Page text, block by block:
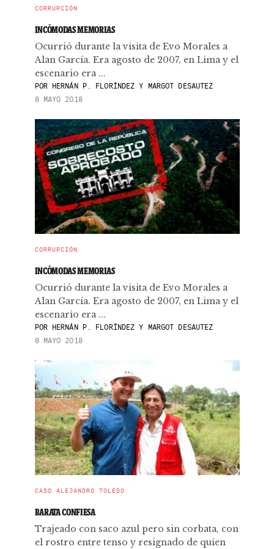
CORRUPCIÓN
INCÓMODAS MEMORIAS
Ocurrió durante la visita de Evo Morales a
Alan García. Era agosto de 2007, en Lima y el
escenario era ...
PORHERNÁN P. FLORÍNDEZ Y MARGOT DESAUTEZ
8 MAYO 2018
CORRUPCIÓN
INCÓMODAS MEMORIAS
Ocurrió durante la visita de Evo Morales a
Alan García. Era agosto de 2007, en Lima y el
escenario era ...
PORHERNÁN P. FLORÍNDEZ Y MARGOT DESAUTEZ
8 MAYO 2018
CASO ALEJANDRO TOLEDO
BARATA CONFIESA
Trajeado con saco azul pero sin corbata, con
el rostro entre tenso y resignado de quien